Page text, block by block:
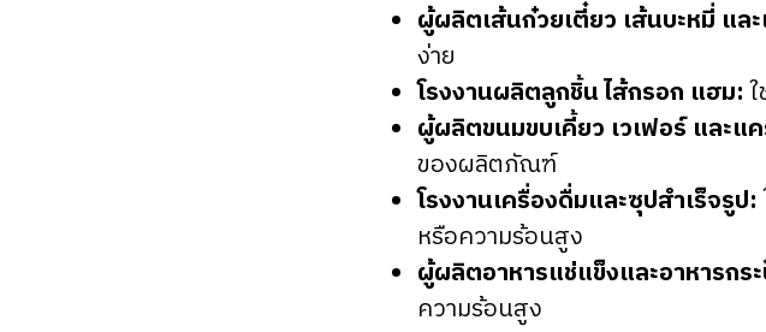
ผู้ผลิตเส้นก๋วยเตี๋ยว เส้นบะหมี่ แล
ง่าย
โรงงานผลิตลูกชิ้น ไส้กรอก แฮม:
ผู้ผลิตขนมขบเคี้ยว เวเฟอร์ และแ
ของผลิตภัณฑ์
โรงงานเครื่องดื่มและซุปสำเร็จรูป:
หรือความร้อนสูง
ผู้ผลิตอาหารแช่แข็งและอาหารกร
ความร้อนสูง